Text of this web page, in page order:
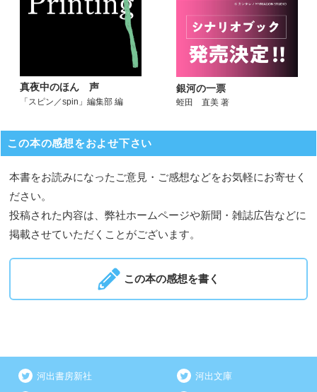
真夜中のほん 声
「スピン／spin」編集部 編
銀河の一票
蛭田 直美 著
この本の感想をおよせ下さい
本書をお読みになったご意見・ご感想などをお気軽にお寄せく
ださい。
投稿された内容は、弊社ホームページや新聞・雑誌広告などに
掲載させていただくことがございます。
この本の感想を書く
河出書房新社 河出文庫